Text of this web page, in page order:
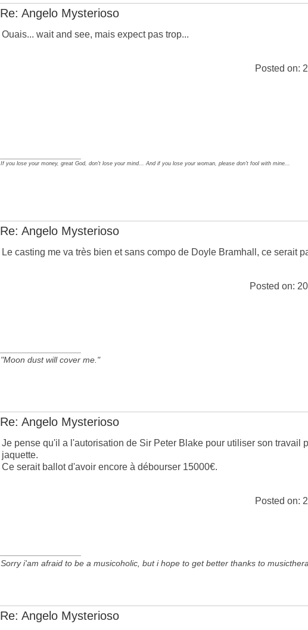
Re: Angelo Mysterioso
Ouais... wait and see, mais expect pas trop...
Posted on:
If you lose your money, great God, don't lose your mind... And if you lose your woman, please don't fool with mine...
Re: Angelo Mysterioso
Le casting me va très bien et sans compo de Doyle Bramhall, ce serait
Posted on:
"Moon dust will cover me."
Re: Angelo Mysterioso
Je pense qu'il a l'autorisation de Sir Peter Blake pour utiliser son travail
jaquette.
Ce serait ballot d'avoir encore à débourser 15000€.
Posted on:
Sorry i'am afraid to be a musicoholic, but i hope to get better thanks to
Re: Angelo Mysterioso